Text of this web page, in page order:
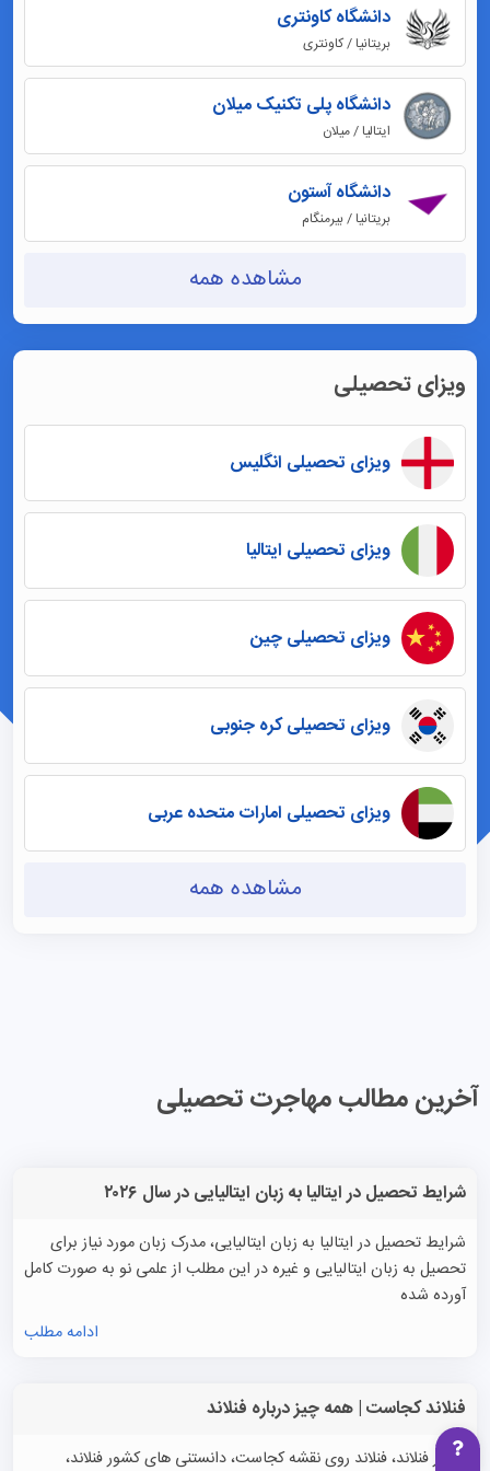
دانشگاه کاونتری
بریتانیا / کاونتری
دانشگاه پلی تکنیک میلان
ایتالیا / میلان
دانشگاه آستون
بریتانیا / بیرمنگام
مشاهده همه
ویزای تحصیلی
ویزای تحصیلی انگلیس
ویزای تحصیلی ایتالیا
ویزای تحصیلی چین
ویزای تحصیلی کره جنوبی
ویزای تحصیلی امارات متحده عربی
مشاهده همه
آخرین مطالب مهاجرت تحصیلی
شرایط تحصیل در ایتالیا به زبان ایتالیایی در سال ۲۰۲۶
شرایط تحصیل در ایتالیا به زبان ایتالیایی، مدرک زبان مورد نیاز برای
تحصیل به زبان ایتالیایی و غیره در این مطلب از علمی نو به صورت کامل
آورده شده
ادامه مطلب
فنلاند کجاست | همه چیز درباره فنلاند
کشور فنلاند، فنلاند روی نقشه کجاست، دانستنی های کشور فنلاند،